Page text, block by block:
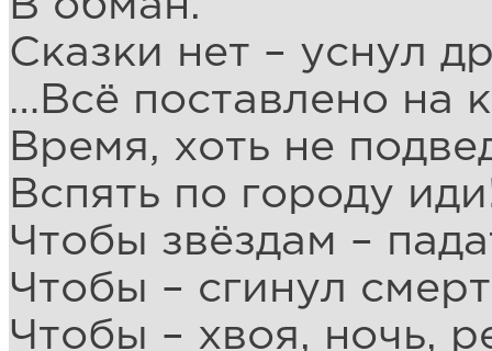
Сказки нет – уснул
…Всё поставлено на
Время, хоть не
Вспять по городу
Чтобы звёздам –
Чтобы – сгинул
Чтобы – хвоя, ночь,